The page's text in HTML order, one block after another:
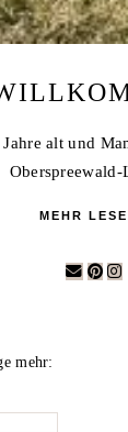
alt und
Oberspreewald-
MEHR
mehr: